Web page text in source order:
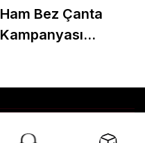
Ham Bez Çanta
Kampanyası